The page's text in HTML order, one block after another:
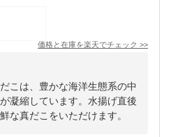
価格と在庫を楽天でチェック >>
こは、豊かな海洋生態系の中
凝縮しています。水揚げ直後
な真だこをいただけます。